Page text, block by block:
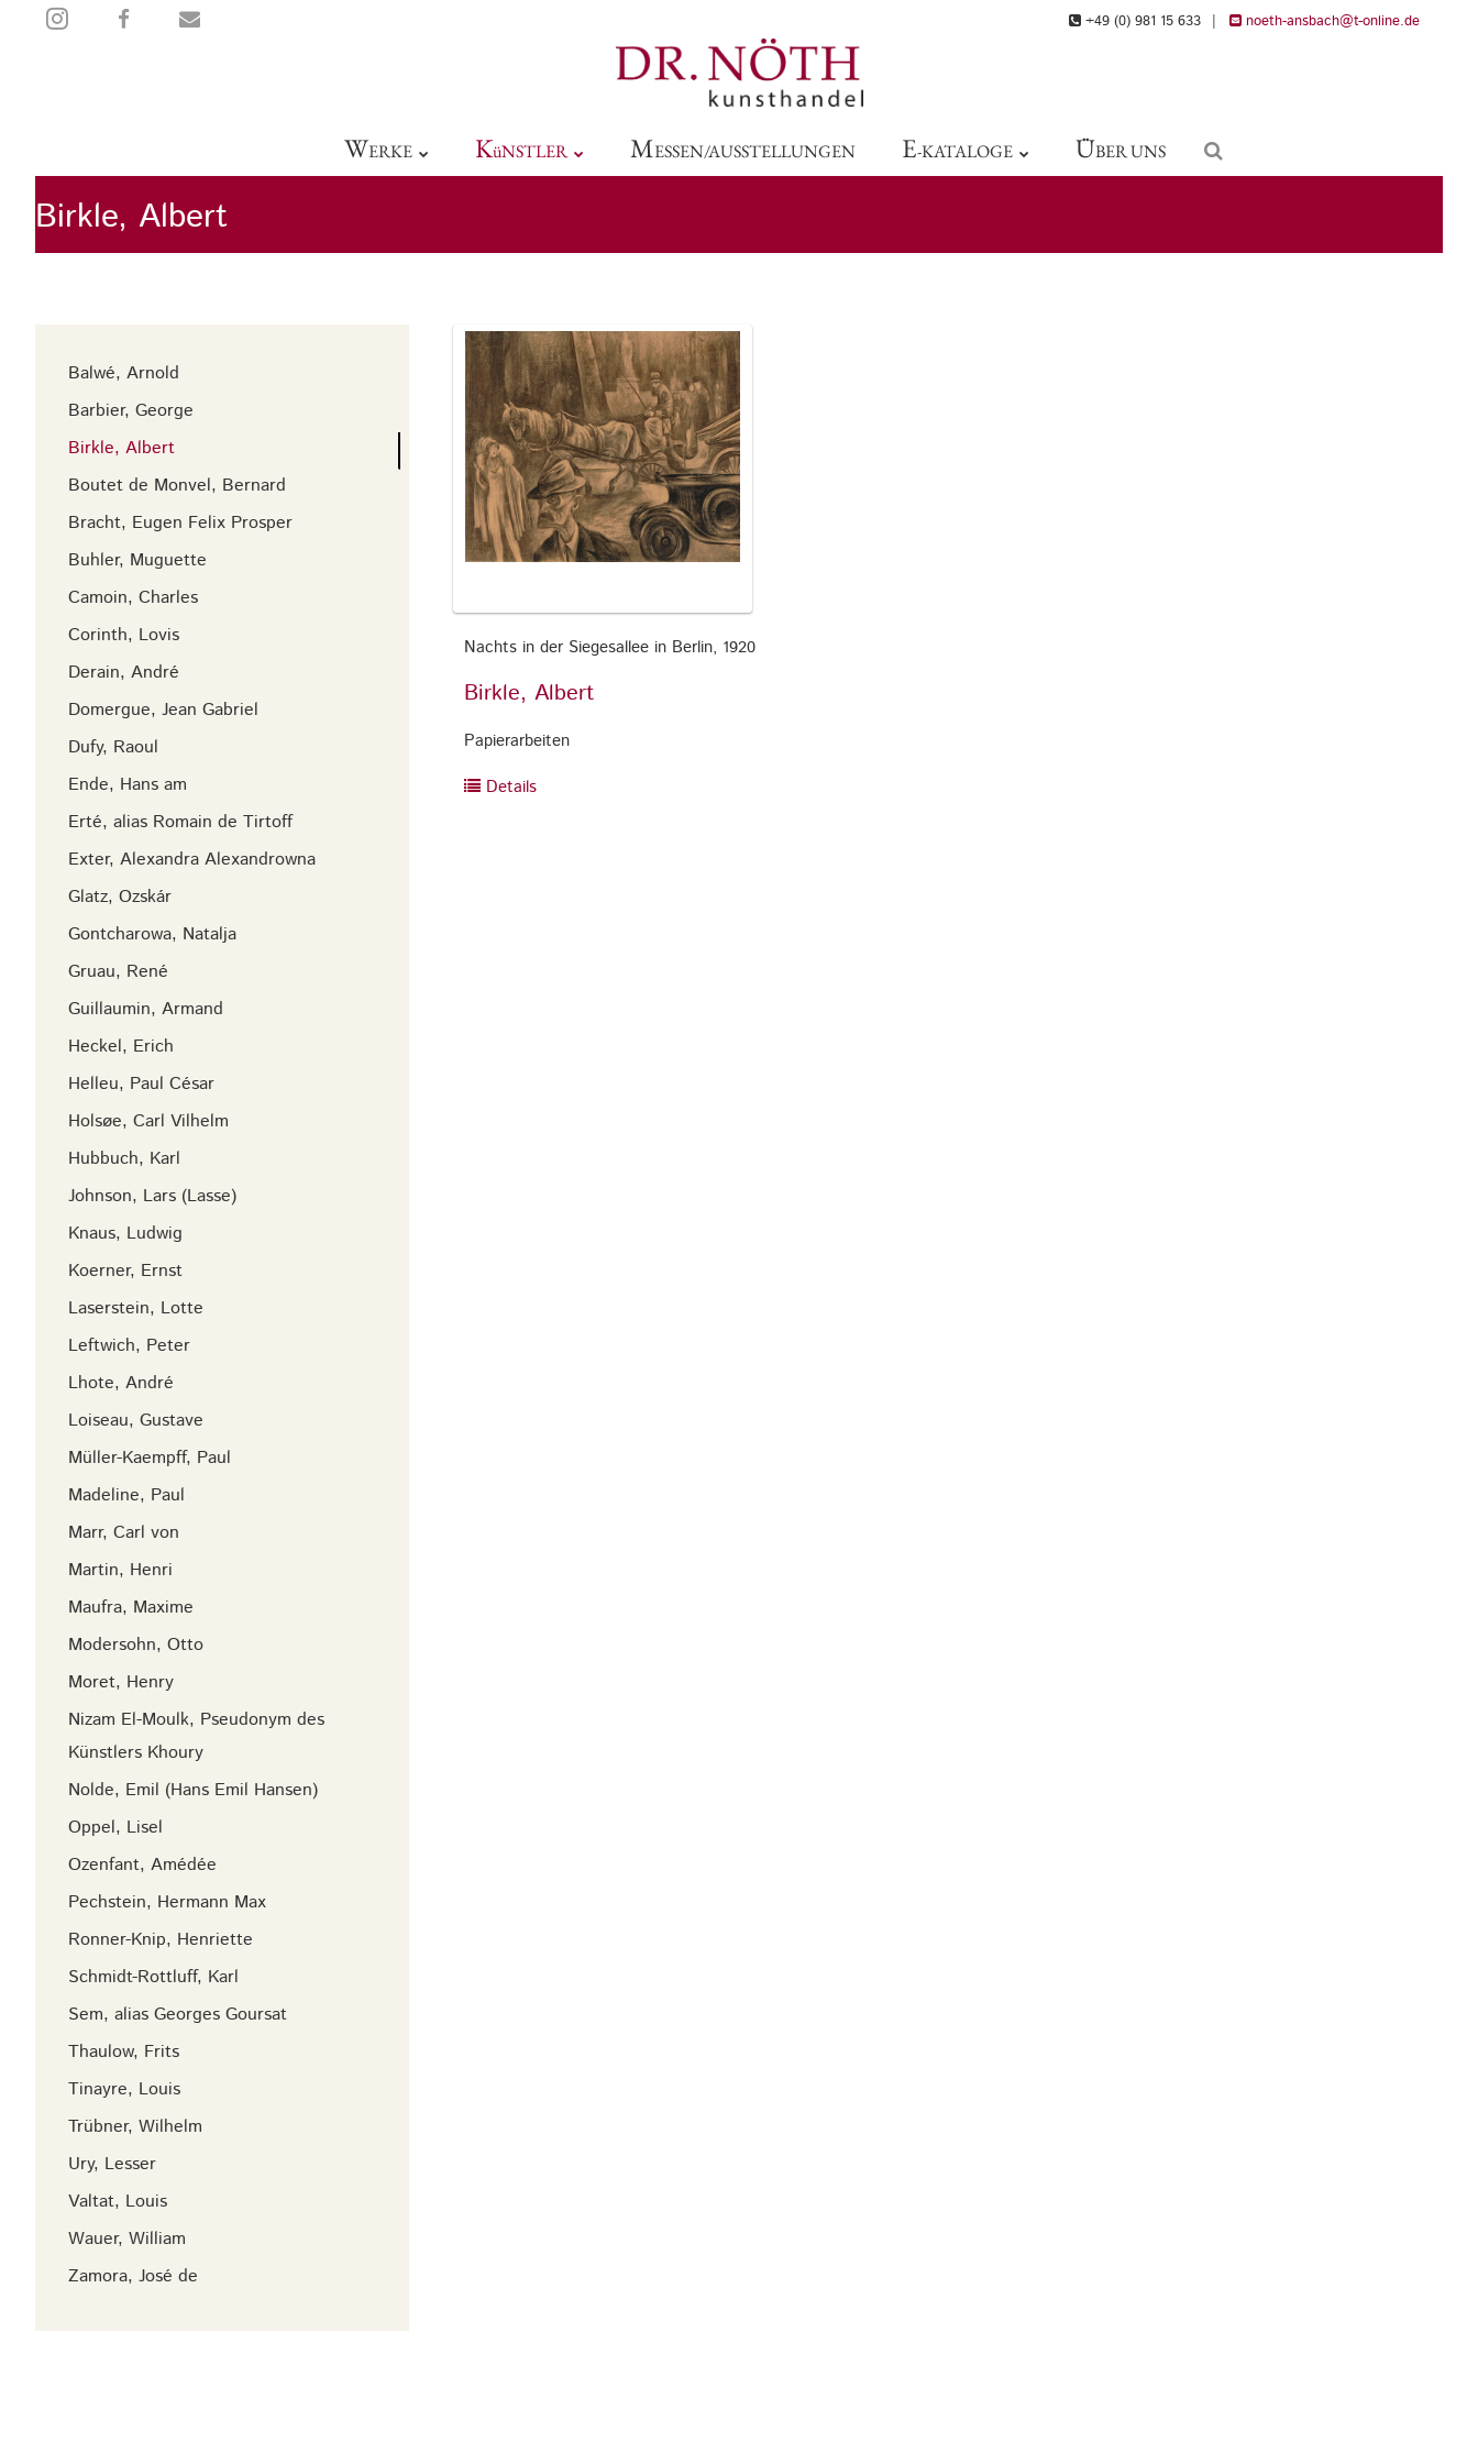
WERKE KüNSTLER MESSEN/AUSSTELLUNGEN E-KATALOGE ÜBER UNS
+49 (0) 981 15 633 | noeth-ansbach@t-online.de
Balwé, Arnold
Barbier, George
Birkle, Albert
Boutet de Monvel, Bernard
Bracht, Eugen Felix Prosper
Buhler, Muguette
Camoin, Charles
Corinth, Lovis
Derain, André
Domergue, Jean Gabriel
Dufy, Raoul
Ende, Hans am
Erté, alias Romain de Tirtoff
Exter, Alexandra Alexandrowna
Glatz, Ozskár
Gontcharowa, Natalja
Gruau, René
Guillaumin, Armand
Heckel, Erich
Helleu, Paul César
Holsøe, Carl Vilhelm
Hubbuch, Karl
Johnson, Lars (Lasse)
Knaus, Ludwig
Koerner, Ernst
Laserstein, Lotte
Leftwich, Peter
Lhote, André
Loiseau, Gustave
Müller-Kaempff, Paul
Madeline, Paul
Marr, Carl von
Martin, Henri
Maufra, Maxime
Modersohn, Otto
Moret, Henry
Nizam El-Moulk, Pseudonym des
Künstlers Khoury
Nolde, Emil (Hans Emil Hansen)
Oppel, Lisel
Ozenfant, Amédée
Pechstein, Hermann Max
Ronner-Knip, Henriette
Schmidt-Rottluff, Karl
Sem, alias Georges Goursat
Thaulow, Frits
Tinayre, Louis
Trübner, Wilhelm
Ury, Lesser
Valtat, Louis
Wauer, William
Zamora, José de
Nachts in der Siegesallee in Berlin, 1920
Birkle, Albert
Papierarbeiten
Details
Birkle, Albert